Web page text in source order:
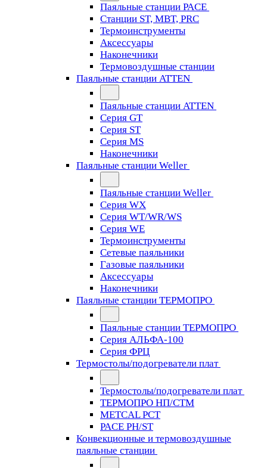
Паяльные станции PACE
Станции ST, MBT, PRC
Термоинструменты
Аксессуары
Наконечники
Термовоздушные станции
Паяльные станции ATTEN
Паяльные станции ATTEN
Серия GT
Серия ST
Серия MS
Наконечники
Паяльные станции Weller
Паяльные станции Weller
Серия WX
Серия WT/WR/WS
Серия WE
Термоинструменты
Сетевые паяльники
Газовые паяльники
Аксессуары
Наконечники
Паяльные станции ТЕРМОПРО
Паяльные станции ТЕРМОПРО
Серия АЛЬФА-100
Серия ФРЦ
Термостолы/подогреватели плат
Термостолы/подогреватели плат
ТЕРМОПРО НП/СТМ
METCAL PCT
PACE PH/ST
Конвекционные и термовоздушные
паяльные станции